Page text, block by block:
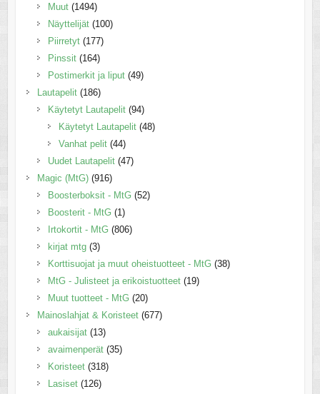
Muut (1494)
Näyttelijät (100)
Piirretyt (177)
Pinssit (164)
Postimerkit ja liput (49)
Lautapelit (186)
Käytetyt Lautapelit (94)
Käytetyt Lautapelit (48)
Vanhat pelit (44)
Uudet Lautapelit (47)
Magic (MtG) (916)
Boosterboksit - MtG (52)
Boosterit - MtG (1)
Irtokortit - MtG (806)
kirjat mtg (3)
Korttisuojat ja muut oheistuotteet - MtG (38)
MtG - Julisteet ja erikoistuotteet (19)
Muut tuotteet - MtG (20)
Mainoslahjat & Koristeet (677)
aukaisijat (13)
avaimenperät (35)
Koristeet (318)
Lasiset (126)